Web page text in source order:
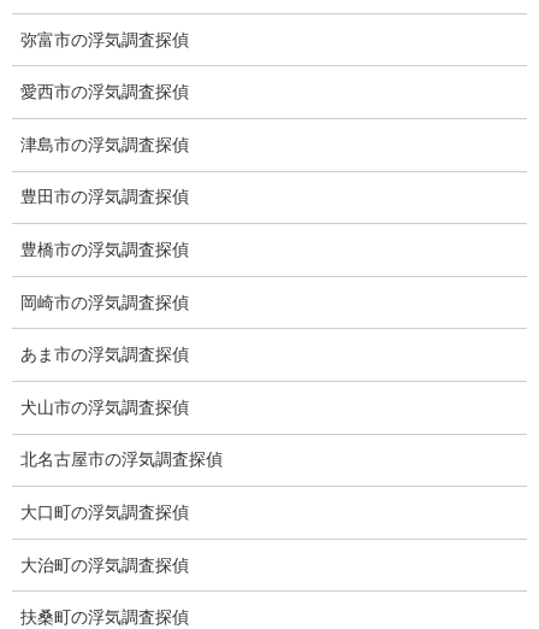
愛知県内でご面談場所のご要望がございましたら、お申し付けく
ださい。
※弊社から24時間以内に返信が無い場合、再度LINE又はお電話を
お願いいたします。
カテゴリー
弥富市の浮気調査探偵
愛西市の浮気調査探偵
津島市の浮気調査探偵
豊田市の浮気調査探偵
豊橋市の浮気調査探偵
岡崎市の浮気調査探偵
あま市の浮気調査探偵
犬山市の浮気調査探偵
北名古屋市の浮気調査探偵
大口町の浮気調査探偵
大治町の浮気調査探偵
扶桑町の浮気調査探偵